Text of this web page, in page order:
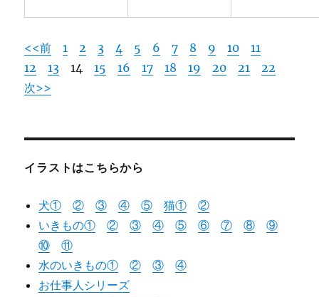
<<前 1 2 3 4 5 6 7 8 9 10
11
12
13 1415 16 17 18 19 20 21
22
次>>
イラストはこちらから
犬① ② ③ ④ ⑤ 猫①
②
いきもの①
② ③ ④ ⑤ ⑥ ⑦ ⑧
⑨
⑩
⑪
水のいきもの①
② ③
④
お仕事人シリーズ